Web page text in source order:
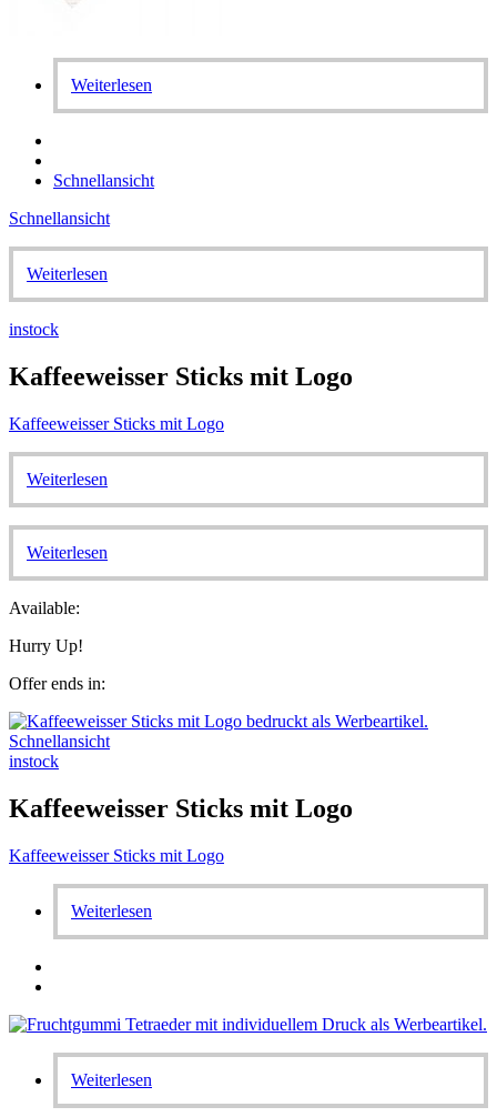
Weiterlesen
Schnellansicht
Schnellansicht
Weiterlesen
instock
Kaffeeweisser Sticks mit Logo
Kaffeeweisser Sticks mit Logo
Weiterlesen
Weiterlesen
Available:
Hurry Up!
Offer ends in:
Schnellansicht
instock
Kaffeeweisser Sticks mit Logo
Kaffeeweisser Sticks mit Logo
Weiterlesen
Weiterlesen